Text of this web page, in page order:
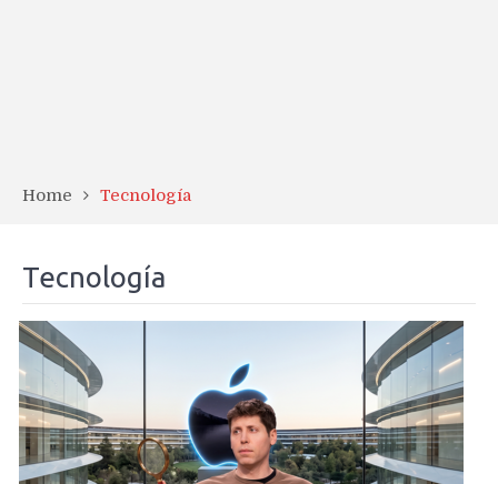
Home Tecnología
Tecnología